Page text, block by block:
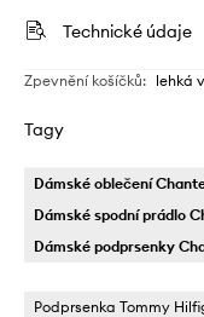
Technické údaje
Zpevnění košíčků: lehká
Tagy
Dámské oblečení
Dámské spodní prádlo
Dámské podprsenky
Podprsenka Tommy